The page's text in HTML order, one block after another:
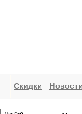
Скидки Новости